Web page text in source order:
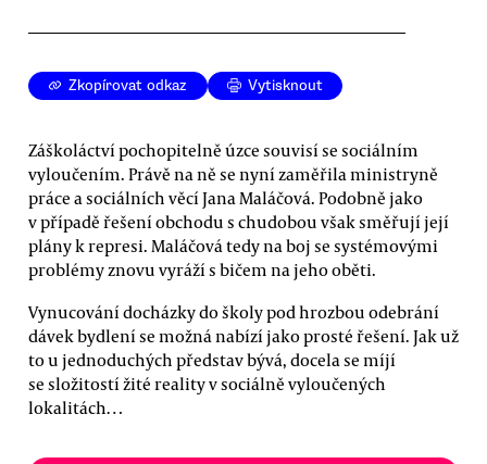
Zkopírovat odkaz Vytisknout
Záškoláctví pochopitelně úzce souvisí se sociálním
vyloučením. Právě na ně se nyní zaměřila ministryně
práce a sociálních věcí Jana Maláčová. Podobně jako
v případě řešení obchodu s chudobou však směřují její
plány k represi. Maláčová tedy na boj se systémovými
problémy znovu vyráží s bičem na jeho oběti.
Vynucování docházky do školy pod hrozbou odebrání
dávek bydlení se možná nabízí jako prosté řešení. Jak už
to u jednoduchých představ bývá, docela se míjí
se složitostí žité reality v sociálně vyloučených
lokalitách…